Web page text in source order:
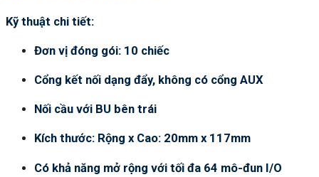
Kỹ thuật chi tiết:
Đơn vị đóng gói: 10 chiếc
Cổng kết nối dạng đẩy, không có cổng AUX
Nối cầu với BU bên trái
Kích thước: Rộng x Cao: 20mm x 117mm
Có khả năng mở rộng với tối đa 64 mô-đun I/O